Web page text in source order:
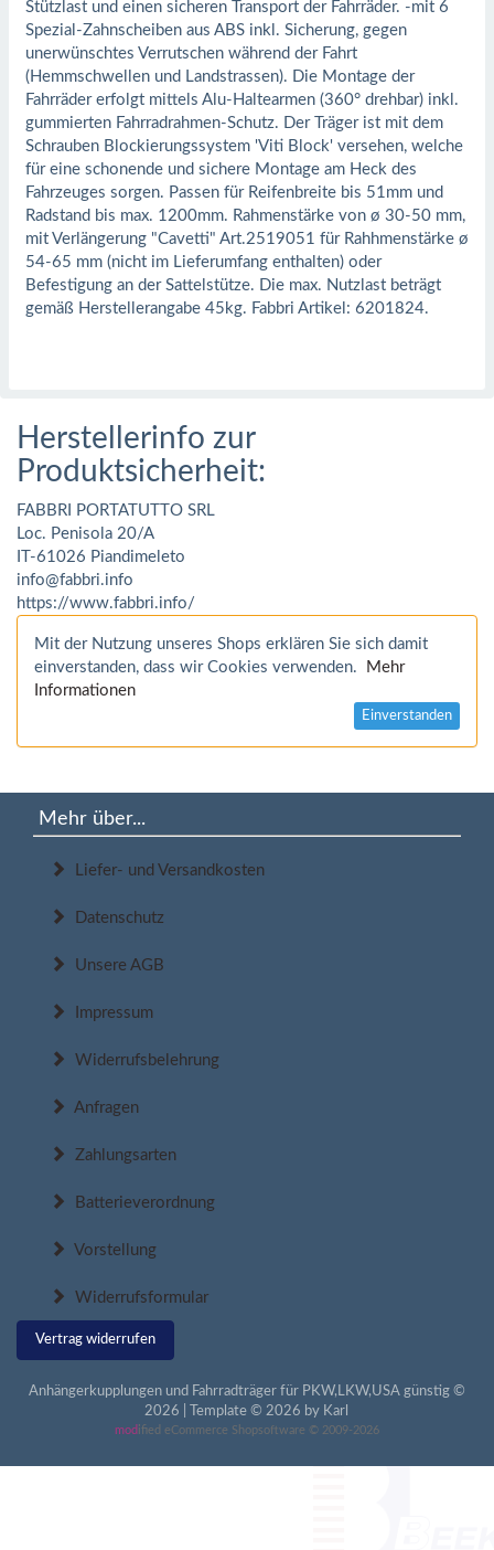
Stützlast und einen sicheren Transport der Fahrräder. -mit 6
Spezial-Zahnscheiben aus ABS inkl. Sicherung, gegen
unerwünschtes Verrutschen während der Fahrt
(Hemmschwellen und Landstrassen). Die Montage der
Fahrräder erfolgt mittels Alu-Haltearmen (360° drehbar) inkl.
gummierten Fahrradrahmen-Schutz. Der Träger ist mit dem
Schrauben Blockierungssystem 'Viti Block' versehen, welche
für eine schonende und sichere Montage am Heck des
Fahrzeuges sorgen. Passen für Reifenbreite bis 51mm und
Radstand bis max. 1200mm. Rahmenstärke von ø 30-50 mm,
mit Verlängerung "Cavetti" Art.2519051 für Rahhmenstärke ø
54-65 mm (nicht im Lieferumfang enthalten) oder
Befestigung an der Sattelstütze. Die max. Nutzlast beträgt
gemäß Herstellerangabe 45kg. Fabbri Artikel: 6201824.
Herstellerinfo zur
Produktsicherheit:
FABBRI PORTATUTTO SRL
Loc. Penisola 20/A
IT-61026 Piandimeleto
info@fabbri.info
https://www.fabbri.info/
Mit der Nutzung unseres Shops erklären Sie sich damit
einverstanden, dass wir Cookies verwenden.
Mehr
Informationen
Einverstanden
Mehr über...
Liefer- und Versandkosten
Datenschutz
Unsere AGB
Impressum
Widerrufsbelehrung
Anfragen
Zahlungsarten
Batterieverordnung
Vorstellung
Widerrufsformular
Vertrag widerrufen
Anhängerkupplungen und Fahrradträger für PKW,LKW,USA günstig ©
2026 | Template © 2026 by Karl
mod ified eCommerce Shopsoftware © 2009-2026